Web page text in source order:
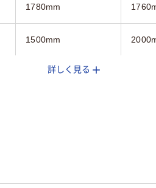
1780mm
1500mm
ホワイト系
詳しく見る